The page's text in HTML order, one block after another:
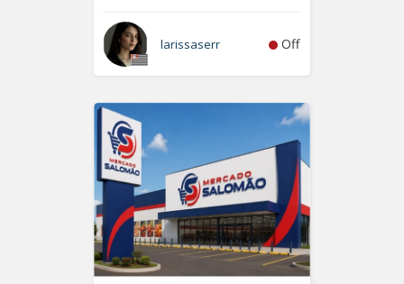
larissaserr Off